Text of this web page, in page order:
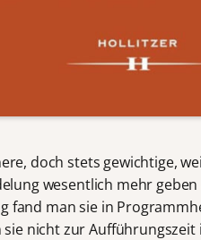
doch stets gewichtige,
wesentlich mehr
fand man sie in
nicht zur